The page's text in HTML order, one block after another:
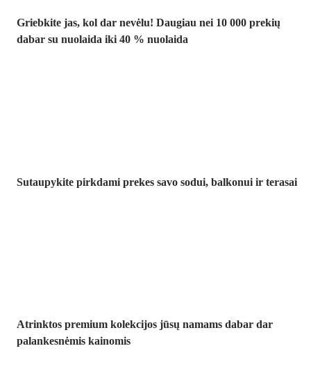
Griebkite jas, kol dar nevėlu! Daugiau nei 10 000 prekių
dabar su nuolaida iki 40 % nuolaida
Sutaupykite pirkdami prekes savo sodui, balkonui ir terasai
Atrinktos premium kolekcijos jūsų namams dabar dar
palankesnėmis kainomis